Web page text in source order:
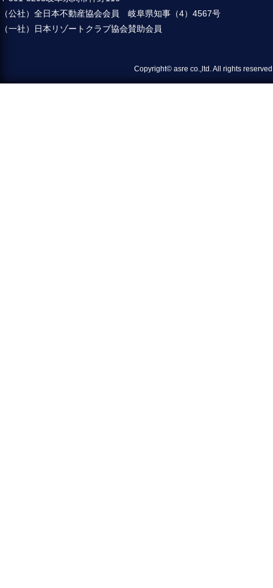
（公社）全日本不動産協会会員 岐阜県知事（4）4567号
（一社）日本リゾートクラブ協会賛助会員
Copyright© asre co.,ltd. All rights